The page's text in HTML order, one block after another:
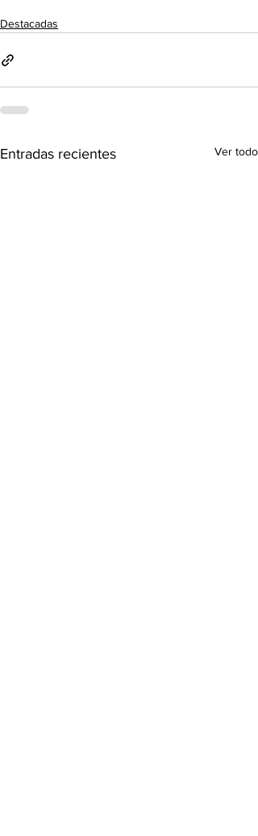
Destacadas
Entradas recientes Ver todo